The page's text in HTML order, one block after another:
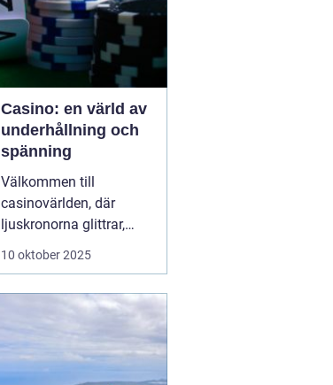
Casino: en värld av
underhållning och
spänning
Välkommen till
casinovärlden, där
ljuskronorna glittrar,
spänningen ligger i
varje hörn. Casinon
erbjuder en unik
kombination av
underhållning, sociala
10 oktober 2025